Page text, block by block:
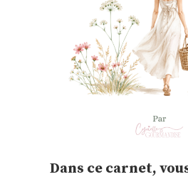
Dans ce carnet,